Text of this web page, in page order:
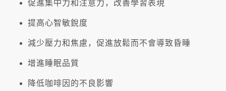
促進集中力和注意力，改善學習表現
提高心智敏銳度
減少壓力和焦慮，促進放鬆而不會導致昏睡
增進睡眠品質
降低咖啡因的不良影響